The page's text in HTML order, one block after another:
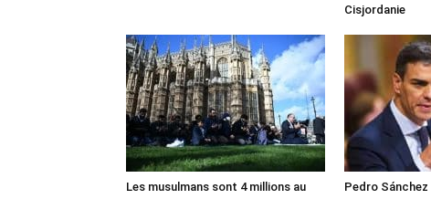
Cisjordanie
Les musulmans sont 4 millions au
Pedro Sánchez